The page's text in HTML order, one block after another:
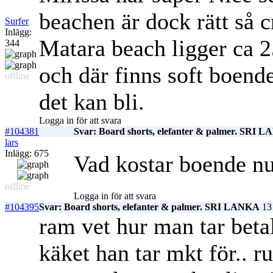
Surfer
Inlägg:
344
offline
beachen är dock rätt så
Matara beach ligger ca
och där finns soft
det kan bli.
Logga in för att svara
#104381
Svar: Board shorts, elefanter & palmer. SRI
lars
Inlägg: 675
offline
Vad kostar boende
Logga in för att svara
#104395Svar: Board shorts, elefanter & palmer. SRI LANKA
ram vet hur man tar
käket han tar mkt för..